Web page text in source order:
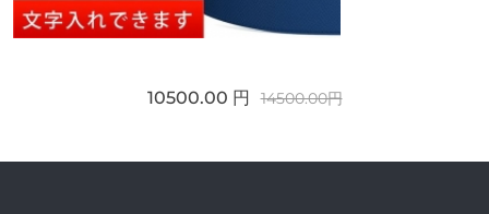
10500.00 円 14500.00円